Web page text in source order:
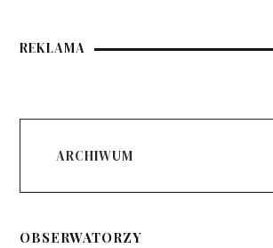
REKLAMA
ARCHIWUM
OBSERWATORZY